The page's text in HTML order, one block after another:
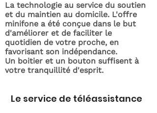
La technologie au service du soutien
et du maintien au domicile. L'offre
minifone a été conçue dans le but
d'améliorer et de faciliter le
quotidien de votre proche, en
favorisant son indépendance.
Un boitier et un bouton suffisent à
votre tranquillité d'esprit.
Le service de téléassistance